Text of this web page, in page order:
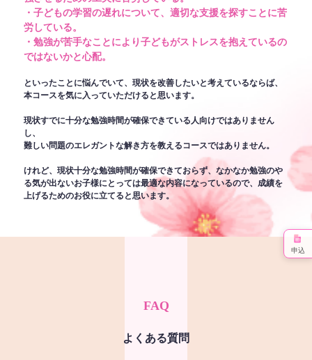
・子どもの学習の遅れについて、適切な支援を探すことに苦
労している。
・勉強が苦手なことにより子どもがストレスを抱えているの
ではないかと心配。
といったことに悩んでいて、現状を改善したいと考えているならば、
本コースを気に入っていただけると思います。
現状すでに十分な勉強時間が確保できている人向けではありません
し、
難しい問題のエレガントな解き方を教えるコースではありません。
けれど、現状十分な勉強時間が確保できておらず、なかなか勉強のや
る気が出ないお子様にとっては最適な内容になっているので、成績を
上げるためのお役に立てると思います。
FAQ
よくある質問
申込